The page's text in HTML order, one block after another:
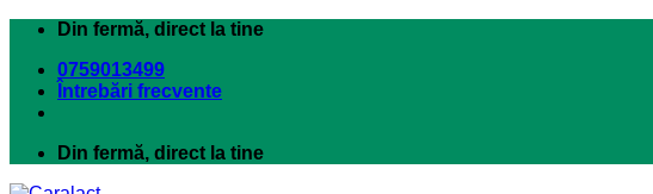
Skip
content
Din fermă, direct la tine
0759013499
Întrebări frecvente
Din fermă, direct la tine